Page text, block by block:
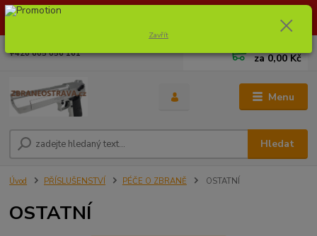
Dostupnost zboží si ověřte na info@zbraneostrava.cz nebo tel.
Menu
Hledat
+420 605 056 161 za0,00 Kč
Úvod PŘÍSLUŠENSTVÍ PÉČE O ZBRANĚ OSTATNÍ
OSTATNÍ
Zavřít